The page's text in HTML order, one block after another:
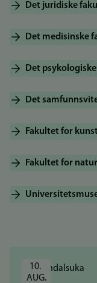
Det juridiske
Det medisinske
Det
Det
Fakultet for
Fakultet for
10.
AUG.